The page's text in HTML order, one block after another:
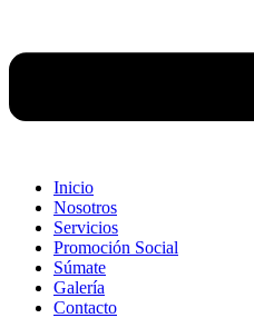
Inicio
Nosotros
Servicios
Promoción Social
Súmate
Galería
Contacto